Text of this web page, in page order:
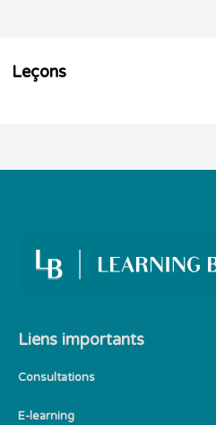
Leçons
Liens importants
Consultations
E-learning